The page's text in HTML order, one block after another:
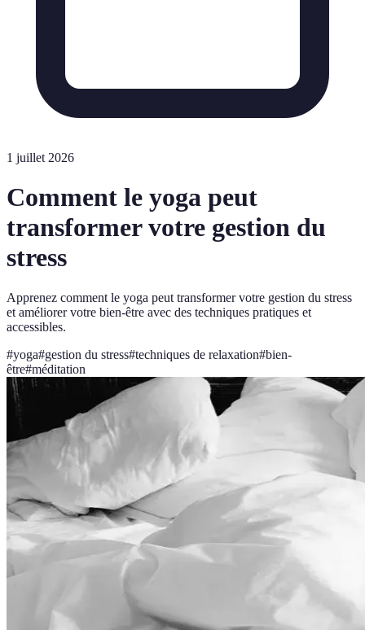
1 juillet 2026
Comment le yoga peut
transformer votre gestion du
stress
Apprenez comment le yoga peut transformer votre gestion du stress
et améliorer votre bien-être avec des techniques pratiques et
accessibles.
#yoga#gestion du stress#techniques de relaxation#bien-
être#méditation